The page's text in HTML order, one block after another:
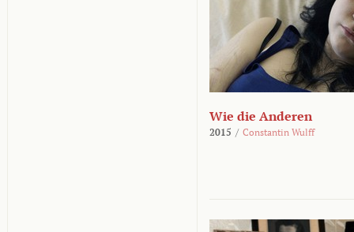
Wie die Anderen
2015 / Constantin Wulff